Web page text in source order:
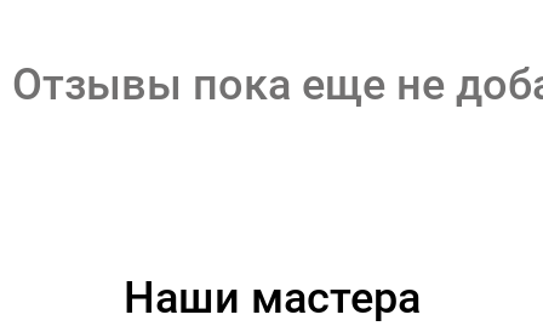
Отзывы пока еще не
Наши мастера